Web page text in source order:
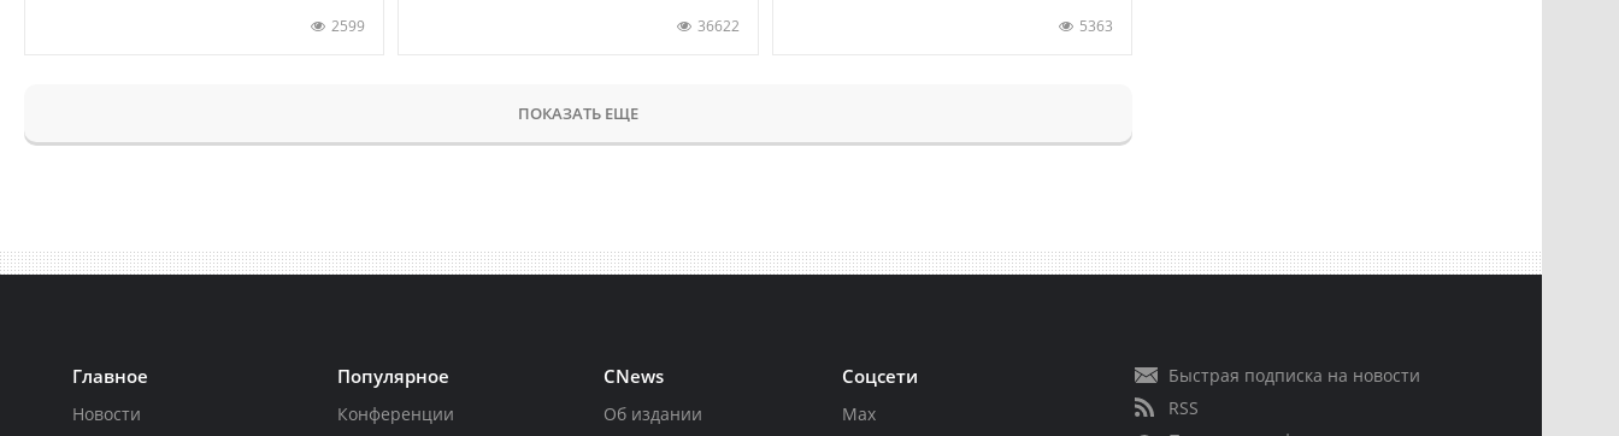
2599 36622 5363
ПОКАЗАТЬ ЕЩЕ
Главное
Новости
Популярное
Конференции
CNews
Об издании
Соцсети
Max
Быстрая подписка на новости
RSS